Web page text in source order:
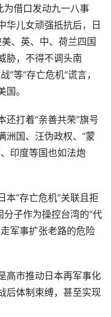
为借口发动九一八事
华儿女顽强抵抗后，日
、英、中、荷兰四国
胁，不得不调头南
”等“存亡危机”谎言，
。
还打着“亲善共荣”旗号
洲国、汪伪政权、“蒙
印度等国也如法炮
本“存亡危机”关联且拒
分子作为操控台湾的“代
军事扩张老路的危险
高市推动日本再军事化
后体制束缚，甚至实现